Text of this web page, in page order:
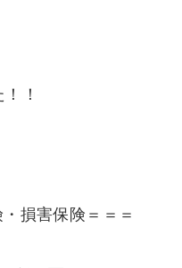
！
損害保険＝＝＝